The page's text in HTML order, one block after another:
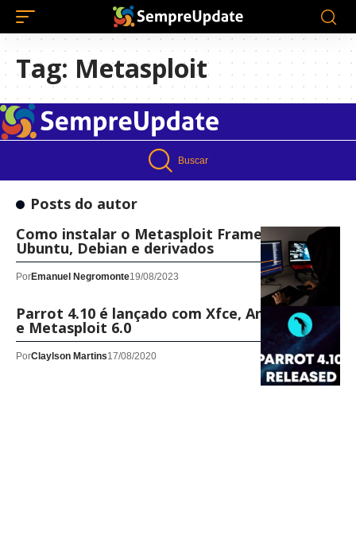
Tag: Metasploit
Buscar
Posts do autor
Como instalar o Metasploit Framework no
Ubuntu, Debian e derivados
PorEmanuel Negromonte19/08/2023
Parrot 4.10 é lançado com Xfce, AnonSurf 3.0
e Metasploit 6.0
PorClaylson Martins17/08/2020